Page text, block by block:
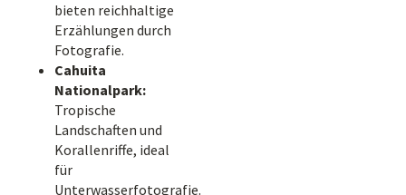
bieten reichhaltige
Erzählungen durch
Fotografie.
Cahuita
Nationalpark:
Tropische
Landschaften und
Korallenriffe, ideal
für
Unterwasserfotografie.